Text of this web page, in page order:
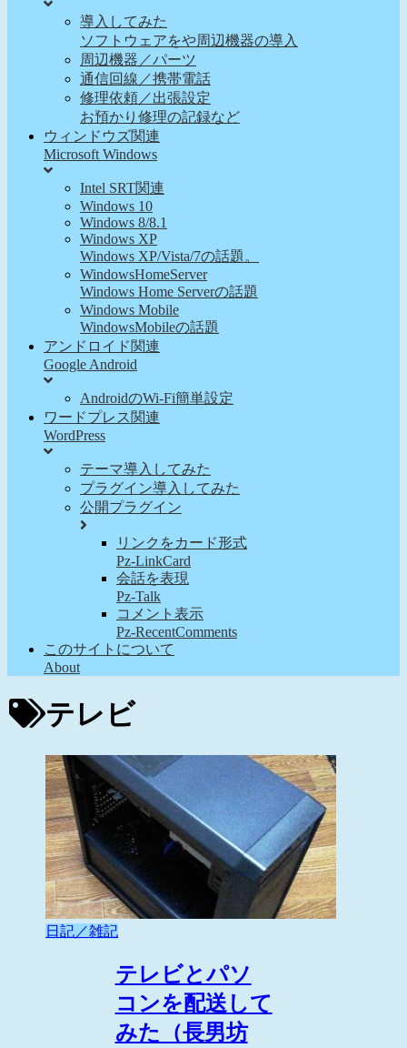
導入してみた
ソフトウェアをや周辺機器の導入
周辺機器／パーツ
通信回線／携帯電話
修理依頼／出張設定
お預かり修理の記録など
ウィンドウズ関連
Microsoft Windows
Intel SRT関連
Windows 10
Windows 8/8.1
Windows XP
Windows XP/Vista/7の話題。
WindowsHomeServer
Windows Home Serverの話題
Windows Mobile
WindowsMobileの話題
アンドロイド関連
Google Android
AndroidのWi-Fi簡単設定
ワードプレス関連
WordPress
テーマ導入してみた
プラグイン導入してみた
公開プラグイン
リンクをカード形式
Pz-LinkCard
会話を表現
Pz-Talk
コメント表示
Pz-RecentComments
このサイトについて
About
テレビ
日記／雑記
テレビとパソ
コンを配送して
みた（長男坊